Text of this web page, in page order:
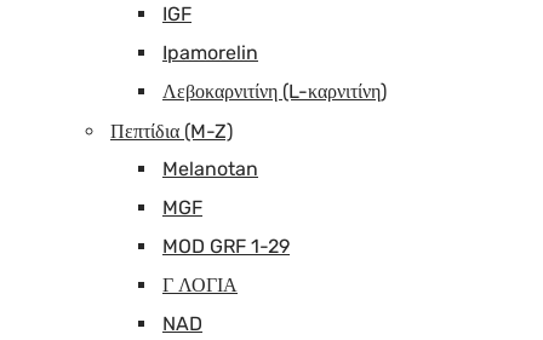
IGF
Ipamorelin
Λεβοκαρνιτίνη (L-καρνιτίνη)
Πεπτίδια (M-Z)
Melanotan
MGF
MOD GRF 1-29
Γ ΛΟΓΙΑ
NAD